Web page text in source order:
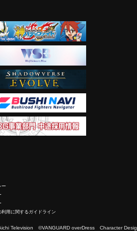
ー
利用に関するガイドライン
Television ©VANGUARD overDress Character